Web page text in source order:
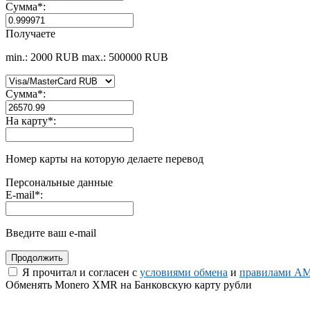
Сумма*:
Получаете
min.: 2000 RUB max.: 500000 RUB
Сумма*:
На карту*:
Номер карты на которую делаете перевод
Персональные данные
E-mail*:
Введите ваш e-mail
Я прочитал и согласен с условиями обмена и правилами
Обменять Monero XMR на Банковскую карту рубли